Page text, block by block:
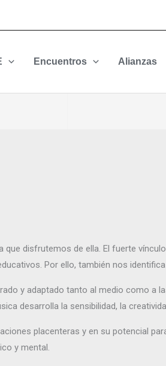
Encuentros Alianzas
disfrutemos de ella. El fuerte
Por ello, también nos
y adaptado tanto al medio como a
desarrolla la sensibilidad, la
placenteras y en su potencial
y mental.